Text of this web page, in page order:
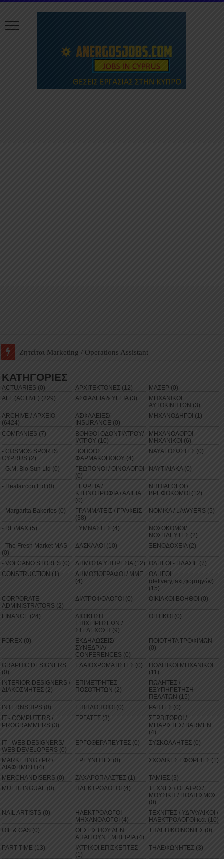
Ζητείται Βοηθός Αποθήκης σε Φαρμακείο
ΚΑΤΗΓΟΡΙΕΣ
ACTUARIES (0) ΑΡΧΙΤΕΚΤΟΝΕΣ (12)
ΜΑΣΕΡ (0)
ALL (ACTIVE) (229)
ΑΣΦΑΛΕΙΑ & ΥΓΕΙΑ (3)
ΜΗΧΑΝΙΚΟΙ
ΑΥΤΟΚΙΝΗΤΩΝ (3)
ARCHIVE / ΑΡΧΕΙΟ
(6424)
ΑΣΦΑΛΕΙΕΣ/
INSURANCE (0)
ΜΗΧΑΝΟΔΗΓΟΙ (1)
COMPANIES (7)
ΒΟΗΘΟΙ ΟΔΟΝΤΙΑΤΡΟΥ/
ΙΑΤΡΟΥ (10)
ΜΗΧΑΝΟΛΟΓΟΙ
ΜΗΧΑΝΙΚΟΙ (6)
- COSMOS SPORTS
CYPRUS (2)
ΒΟΗΘΟΣ
ΦΑΡΜΑΚΟΠΟΙΟΥ (4)
ΝΑΥΑΓΟΣΩΣΤΕΣ (0)
- G.M. Bio Sun Ltd (0)
ΓΕΩΠΟΝΟΙ / ΟΙΝΟΛΟΓΟΙ
(0)
ΝΑΥΤΙΛΙΑΚΑ (0)
- Heataircon Ltd (0)
ΓΕΩΡΓΙΑ /
ΚΤΗΝΟΤΡΟΦΙΑ / ΑΛΙΕΙΑ
(0)
ΝΗΠΙΑΓΩΓΟΙ /
ΒΡΕΦΟΚΟΜΟΙ (12)
- Margarita Bakeries (0)
ΓΡΑΜΜΑΤΕΙΣ / ΓΡΑΦΕΙΣ
(38)
ΝΟΜΙΚΑ / LAWYERS (5)
- RE/MAX (5) ΓΥΜΝΑΣΤΕΣ (4)
ΝΟΣΟΚΟΜΟΙ/
ΝΟΣΗΛΕΥΤΕΣ (2)
- The Fresh Market MAS
(0)
ΔΑΣΚΑΛΟΙ (10) ΞΕΝΟΔΟΧΕΙΑ (2)
- VOLCANO STORES (0) ΔΗΜΟΣΙΑ ΥΠΗΡΕΣΙΑ (12)
ΟΔΗΓΟΙ - ΠΛΑΣΙΕ (7)
CONSTRUCTION (1)
ΔΗΜΟΣΙΟΓΡΑΦΟΙ / ΜΜΕ
(4)
ΟΔΗΓΟΙ
(delivery,taxi,φορτηγών)
(15)
CORPORATE
ADMINISTRATORS (2)
ΔΙΑΤΡΟΦΟΛΟΓΟΙ (0) ΟΙΚΙΑΚΟΙ ΒΟΗΘΟΙ (0)
FINANCE (24)
ΔΙΟΙΚΗΣΗ
ΕΠΙΧΕΙΡΗΣΕΩΝ /
ΣΤΕΛΕΧΩΣΗ (9)
ΟΠΤΙΚΟΙ (0)
FOREX (0)
ΕΚΔΗΛΩΣΕΙΣ/
ΣΥΝΕΔΡΙΑ/
CONFERENCES (0)
ΠΟΙΟΤΗΤΑ ΤΡΟΦΙΜΩΝ
(0)
GRAPHIC DESIGNERS
(0)
ΕΛΑΙΟΧΡΩΜΑΤΙΣΤΕΣ (0)
ΠΟΛΙΤΙΚΟΙ ΜΗΧΑΝΙΚΟΙ
(11)
INTERIOR DESIGNERS /
ΔΙΑΚΟΣΜΗΤΕΣ (2)
ΕΠΙΜΕΤΡΗΤΕΣ
ΠΟΣΟΤΗΤΩΝ (2)
ΠΩΛΗΤΕΣ /
ΕΞΥΠΗΡΕΤΗΣΗ
ΠΕΛΑΤΩΝ (15)
INTERNSHIPS (0)
ΕΠΙΠΛΟΠΟΙΟΙ (0)
ΡΑΠΤΕΣ (0)
IT - COMPUTERS /
PROGRAMMERS (3)
ΕΡΓΑΤΕΣ (3)
ΣΕΡΒΙΤΟΡΟΙ /
ΜΠΑΡΙΣΤΕΣ/ BARMEN
(4)
IT - WEB DESIGNERS/
WEB DEVELOPERS (0)
ΕΡΓΟΘΕΡΑΠΕΥΤΕΣ (0) ΣΥΣΚΟΛΛΗΤΕΣ (0)
MARKETING / PR /
ΔΙΑΦΗΜΙΣΗ (4)
ΕΡΕΥΝΗΤΕΣ (0) ΣΧΟΛΙΚΕΣ ΕΦΟΡΕΙΕΣ (1)
MERCHANDISERS (0) ΖΑΧΑΡΟΠΛΑΣΤΕΣ (1)
ΤΑΜΙΕΣ (3)
MULTILINGUAL (0)
ΗΛΕΚΤΡΟΛΟΓΟΙ (4)
ΤΕΧΝΕΣ / ΘΕΑΤΡΟ /
ΜΟΥΣΙΚΗ / ΠΟΛΙΤΙΣΜΟΣ
(0)
NAIL ARTISTS (0)
ΗΛΕΚΤΡΟΛΟΓΟΙ
ΜΗΧΑΝΟΛΟΓΟΙ (4)
ΤΕΧΝΙΤΕΣ / ΥΔΡΑΥΛΙΚΟΙ /
ΗΛΕΚΤΡΟΛΟΓΟΙ κ.ά. (10)
OIL & GAS (0)
ΘΕΣΕΙΣ ΠΟΥ ΔΕΝ
ΑΠΑΙΤΟΥΝ ΕΜΠΕΙΡΙΑ (4)
ΤΗΛΕΠΙΚΟΙΝΩΝΙΕΣ (0)
PART-TIME (13)
ΙΑΤΡΙΚΟΙ ΕΠΙΣΚΕΠΤΕΣ
(1)
ΤΗΛΕΦΩΝΗΤΕΣ (3)